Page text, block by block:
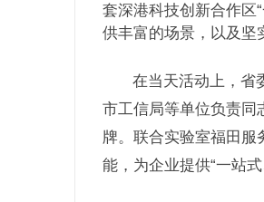
套深港科技创新合作区
供丰富的场景，以及坚
在当天活动上，省
市工信局等单位负责同
牌。联合实验室福田服
能，为企业提供“一站